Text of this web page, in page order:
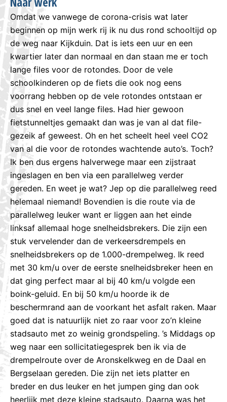
Omdat we vanwege de corona-crisis wat later
beginnen op mijn werk rij ik nu dus rond schooltijd op
de weg naar Kijkduin. Dat is iets een uur en een
kwartier later dan normaal en dan staan me er toch
lange files voor de rotondes. Door de vele
schoolkinderen op de fiets die ook nog eens
voorrang hebben op de vele rotondes ontstaan er
dus snel en veel lange files. Had hier gewoon
fietstunneltjes gemaakt dan was je van al dat file-
gezeik af geweest. Oh en het scheelt heel veel CO2
van al die voor de rotondes wachtende auto’s. Toch?
Ik ben dus ergens halverwege maar een zijstraat
ingeslagen en ben via een parallelweg verder
gereden. En weet je wat? Jep op die parallelweg reed
helemaal niemand! Bovendien is die route via de
parallelweg leuker want er liggen aan het einde
linksaf allemaal hoge snelheidsbrekers. Die zijn een
stuk vervelender dan de verkeersdrempels en
snelheidsbrekers op de 1.000-drempelweg. Ik reed
met 30 km/u over de eerste snelheidsbreker heen en
dat ging perfect maar al bij 40 km/u volgde een
boink-geluid. En bij 50 km/u hoorde ik de
beschermrand aan de voorkant het asfalt raken. Maar
goed dat is natuurlijk niet zo raar voor zo’n kleine
stadsauto met zo weinig grondspeling. ’s Middags op
weg naar een sollicitatiegesprek ben ik via de
drempelroute over de Aronskelkweg en de Daal en
Bergselaan gereden. Die zijn net iets platter en
breder en dus leuker en het jumpen ging dan ook
heerlijk met deze kleine stadsauto. Daarna was het